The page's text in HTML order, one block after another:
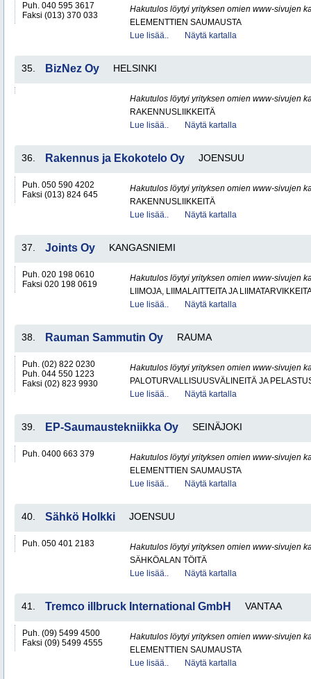
Puh. 040 595 3617
Faksi (013) 370 033
Hakutulos löytyi yrityksen omien www-sivujen
ELEMENTTIEN SAUMAUSTA
Lue lisää..
Näytä kartalla
35. BizNez Oy HELSINKI
Hakutulos löytyi yrityksen omien www-sivujen
RAKENNUSLIIKKEITÄ
Lue lisää..
Näytä kartalla
36. Rakennus ja Ekokotelo Oy JOENSUU
Puh. 050 590 4202
Faksi (013) 824 645
Hakutulos löytyi yrityksen omien www-sivujen
RAKENNUSLIIKKEITÄ
Lue lisää..
Näytä kartalla
37. Joints Oy KANGASNIEMI
Puh. 020 198 0610
Faksi 020 198 0619
Hakutulos löytyi yrityksen omien www-sivujen
LIIMOJA, LIIMALAITTEITA JA
Lue lisää..
Näytä kartalla
38. Rauman Sammutin Oy RAUMA
Puh. (02) 822 0230
Puh. 044 550 1223
Faksi (02) 823 9930
Hakutulos löytyi yrityksen omien www-sivujen
PALOTURVALLISUUSVÄLINEITÄ JA
Lue lisää..
Näytä kartalla
39. EP-Saumaustekniikka Oy SEINÄJOKI
Puh. 0400 663 379
Hakutulos löytyi yrityksen omien www-sivujen
ELEMENTTIEN SAUMAUSTA
Lue lisää..
Näytä kartalla
40. Sähkö Holkki JOENSUU
Puh. 050 401 2183
Hakutulos löytyi yrityksen omien www-sivujen
SÄHKÖALAN TÖITÄ
Lue lisää..
Näytä kartalla
41. Tremco illbruck International GmbH VANTAA
Puh. (09) 5499 4500
Faksi (09) 5499 4555
Hakutulos löytyi yrityksen omien www-sivujen
ELEMENTTIEN SAUMAUSTA
Lue lisää..
Näytä kartalla